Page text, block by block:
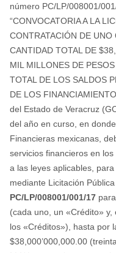
número PC/LP/008001/
“CONVOCATORIA A LA
CONTRATACIÓN DE UNO
CANTIDAD TOTAL DE
MIL MILLONES DE
TOTAL DE LOS SALDOS
DE LOS
del Estado de Veracruz
del año en curso, en
Financieras mexicanas,
servicios financieros en
a las leyes aplicables,
mediante Licitación
PC/LP/008001/001/17
(cada uno, un «Crédito» y,
los «Créditos»), hasta por
$38,000’000,000.00